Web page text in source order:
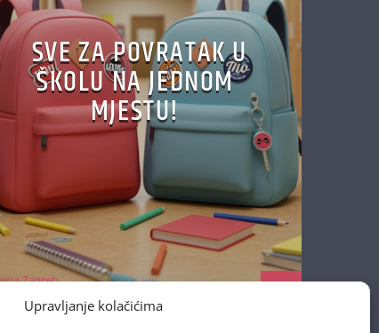
Upravljanje kolačićima
SVE ZA POVRATAK U
ŠKOLU NA JEDNOM
MJESTU!